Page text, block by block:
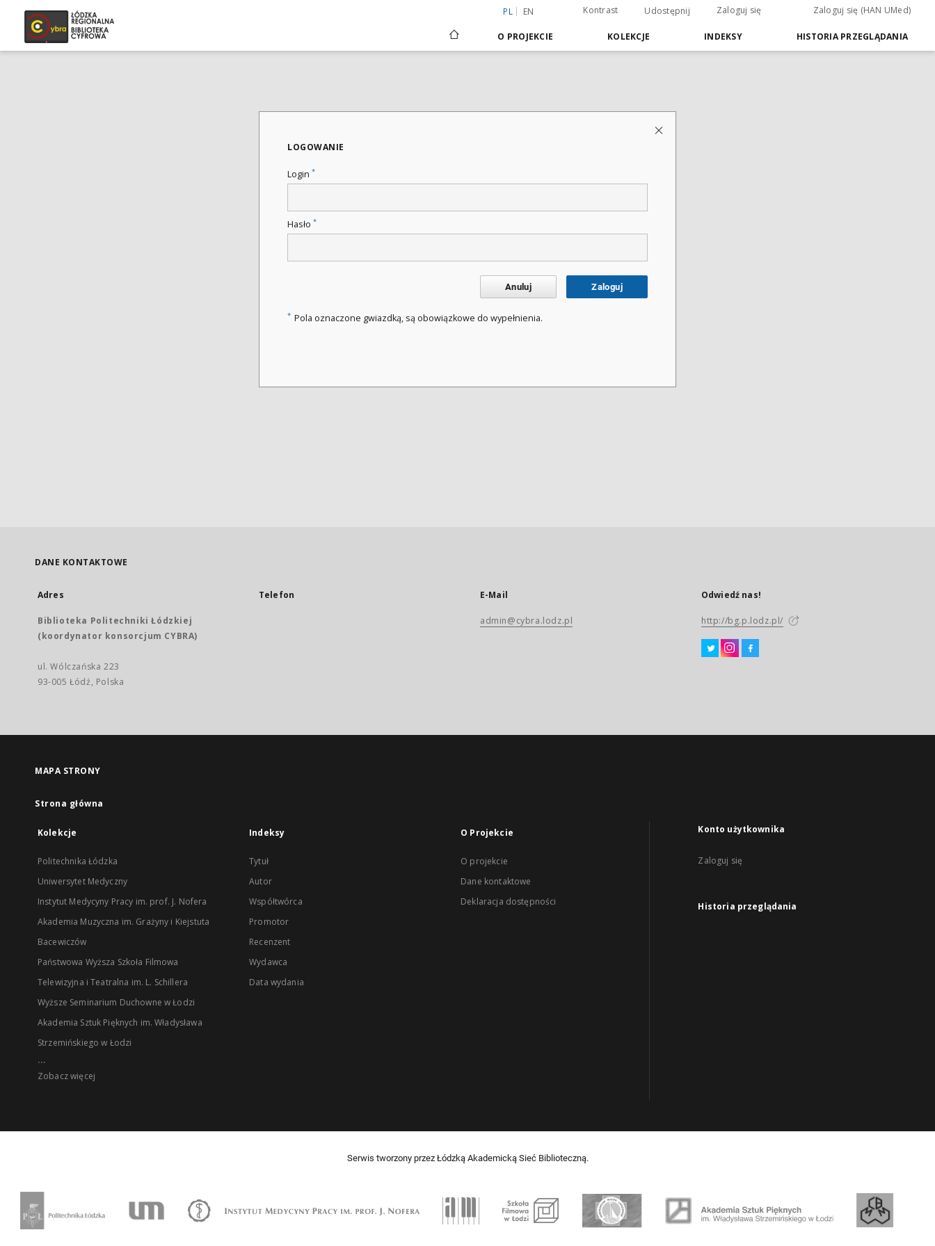
PL EN Kontrast Udostępnij Zaloguj się Zaloguj się (HAN UMed)
O PROJEKCIE KOLEKCJE INDEKSY HISTORIA PRZEGLĄDANIA
LOGOWANIE
Login *
Hasło *
Anuluj Zaloguj
* Pola oznaczone gwiazdką, są obowiązkowe do wypełnienia.
DANE KONTAKTOWE
Adres
Biblioteka Politechniki Łódzkiej
(koordynator konsorcjum CYBRA)
ul. Wólczańska 223
93-005 Łódź, Polska
Telefon E-Mail
admin@cybra.lodz.pl
Odwiedź nas!
http://bg.p.lodz.pl/
MAPA STRONY
Strona główna
Kolekcje
Politechnika Łódzka
Uniwersytet Medyczny
Instytut Medycyny Pracy im. prof. J. Nofera
Akademia Muzyczna im. Grażyny i Kiejstuta
Bacewiczów
Państwowa Wyższa Szkoła Filmowa
Telewizyjna i Teatralna im. L. Schillera
Wyższe Seminarium Duchowne w Łodzi
Akademia Sztuk Pięknych im. Władysława
Strzemińskiego w Łodzi
...
Zobacz więcej
Indeksy
Tytuł
Autor
Współtwórca
Promotor
Recenzent
Wydawca
Data wydania
O Projekcie
O projekcie
Dane kontaktowe
Deklaracja dostępności
Konto użytkownika
Zaloguj się
Historia przeglądania
Serwis tworzony przez Łódzką Akademicką Sieć Biblioteczną.